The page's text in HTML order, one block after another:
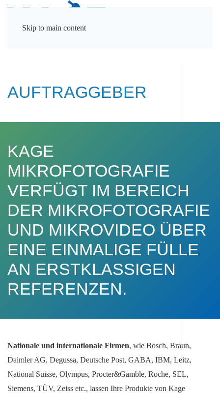
Skip to main content
AUFTRAGGEBER
KAGE
MIKROFOTOGRAFIE
VERFÜGT IM BEREICH
DER MIKROFOTOGRAFIE
UND MIKROVIDEO ÜBER
EINE EINMALIGE FÜLLE
AN ERSTKLASSIGEN
REFERENZEN.
Nationale und internationale Firmen, wie Bosch, Braun,
Daimler AG, Degussa, Deutsche Post, GABA, IBM, Leitz,
National Suisse, Olympus, Procter&Gamble, Roche, SEL,
Siemens, TÜV, Zeiss etc., lassen Ihre Produkte von Kage